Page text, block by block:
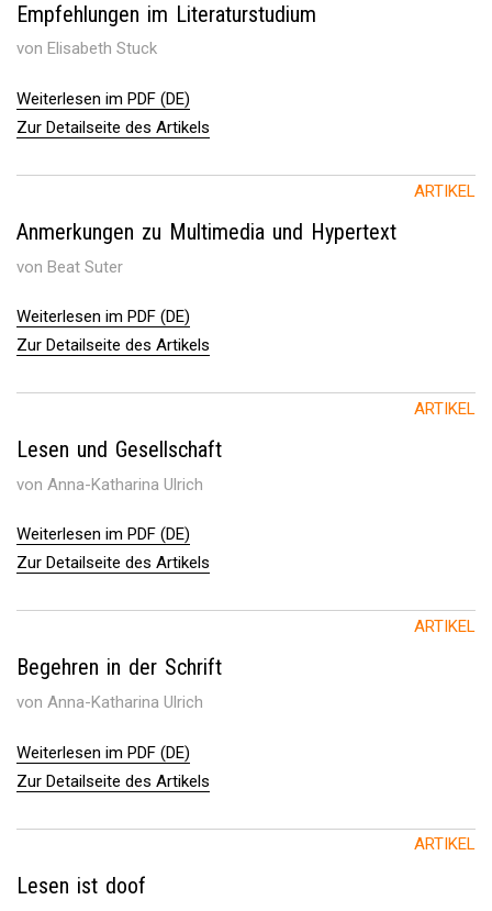
Empfehlungen im Literaturstudium
von Elisabeth Stuck
Weiterlesen im PDF (DE)
Zur Detailseite des Artikels
ARTIKEL
Anmerkungen zu Multimedia und Hypertext
von Beat Suter
Weiterlesen im PDF (DE)
Zur Detailseite des Artikels
ARTIKEL
Lesen und Gesellschaft
von Anna-Katharina Ulrich
Weiterlesen im PDF (DE)
Zur Detailseite des Artikels
ARTIKEL
Begehren in der Schrift
von Anna-Katharina Ulrich
Weiterlesen im PDF (DE)
Zur Detailseite des Artikels
ARTIKEL
Lesen ist doof